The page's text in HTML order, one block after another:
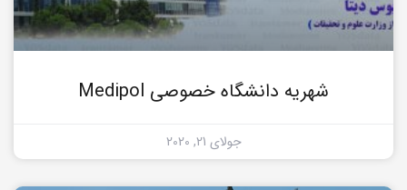
شهریه دانشگاه خصوصی Medipol
جولای 21, 2020